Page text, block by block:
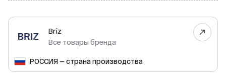
Briz
Все товары бренда
РОССИЯ — страна производства